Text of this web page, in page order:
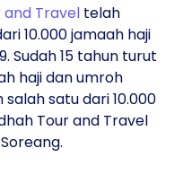
and Traveltelah
10.000 jamaah haji
Sudah 15 tahun turut
haji dan umroh
satu dari 10.000
Tour and Travel